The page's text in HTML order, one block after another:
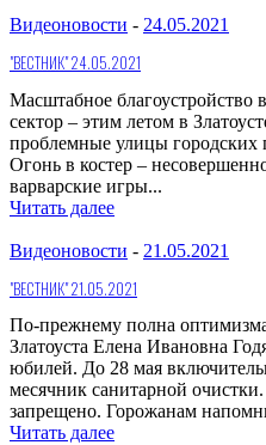
Видеоновости - 24.05.2021
"ВЕСТНИК" 24.05.2021
Масштабное
сектор – этим летом в
проблемные улицы городских
Огонь в костер –
варварские игры...
Читать далее
Видеоновости - 21.05.2021
"ВЕСТНИК" 21.05.2021
По-прежнему полна
Златоуста Елена Ивановна
юбилей. До 28 мая
месячник санитарной
запрещено. Горожанам
Читать далее